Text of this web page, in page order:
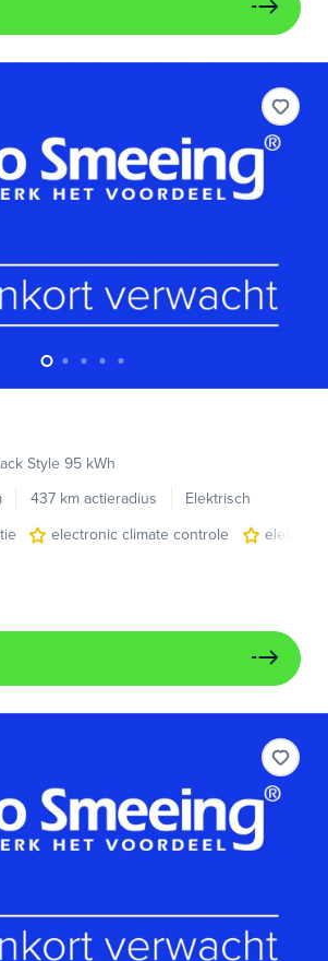
Style 95 kWh
437 km actieradius
Elektrisch
electronic climate controle